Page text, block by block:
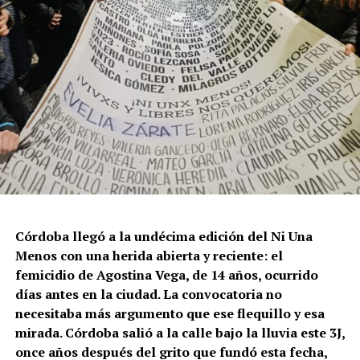
Córdoba llegó a la undécima edición del Ni Una
Menos con una herida abierta y reciente: el
femicidio de Agostina Vega, de 14 años, ocurrido
días antes en la ciudad. La convocatoria no
necesitaba más argumento que ese flequillo y esa
mirada. Córdoba salió a la calle bajo la lluvia este 3J,
once años después del grito que fundó esta fecha,